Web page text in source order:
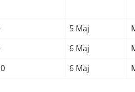
5 Maj
6 Maj
6 Maj